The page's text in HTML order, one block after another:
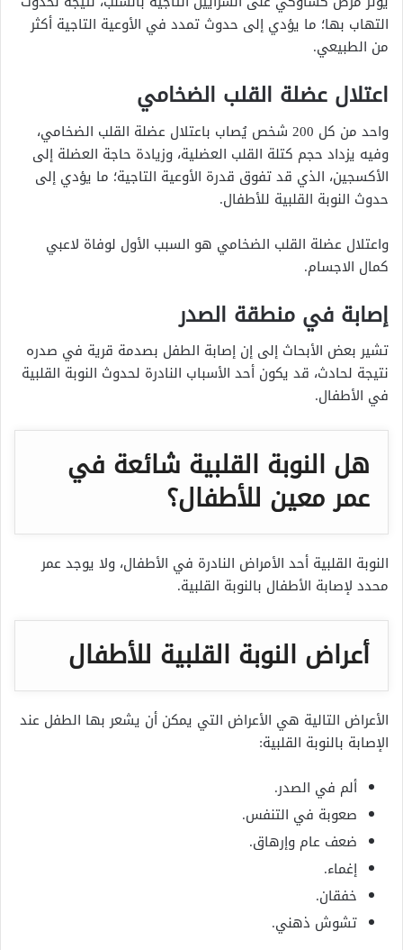
التهاب بها؛ ما يؤدي إلى حدوث تمدد في الأوعية التاجية أكثر
من الطبيعي.
اعتلال عضلة القلب الضخامي
واحد من كل 200 شخص يُصاب باعتلال عضلة القلب الضخامي،
وفيه يزداد حجم كتلة القلب العضلية، وزيادة حاجة العضلة إلى
الأكسجين، الذي قد تفوق قدرة الأوعية التاجية؛ ما يؤدي إلى
حدوث النوبة القلبية للأطفال.
واعتلال عضلة القلب الضخامي هو السبب الأول لوفاة لاعبي
كمال الاجسام.
إصابة في منطقة الصدر
تشير بعض الأبحاث إلى إن إصابة الطفل بصدمة قرية في صدره
نتيجة لحادث، قد يكون أحد الأسباب النادرة لحدوث النوبة القلبية
في الأطفال.
هل النوبة القلبية شائعة في
عمر معين للأطفال؟
النوبة القلبية أحد الأمراض النادرة في الأطفال، ولا يوجد عمر
محدد لإصابة الأطفال بالنوبة القلبية.
أعراض النوبة القلبية للأطفال
الأعراض التالية هي الأعراض التي يمكن أن يشعر بها الطفل عند
الإصابة بالنوبة القلبية:
ألم في الصدر.
صعوبة في التنفس.
ضعف عام وإرهاق.
إغماء.
خفقان.
تشوش ذهني.